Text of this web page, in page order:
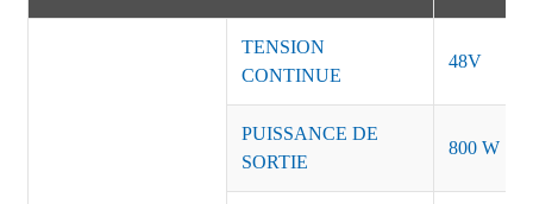
TENSION
CONTINUE
48V
PUISSANCE DE
SORTIE
800 W